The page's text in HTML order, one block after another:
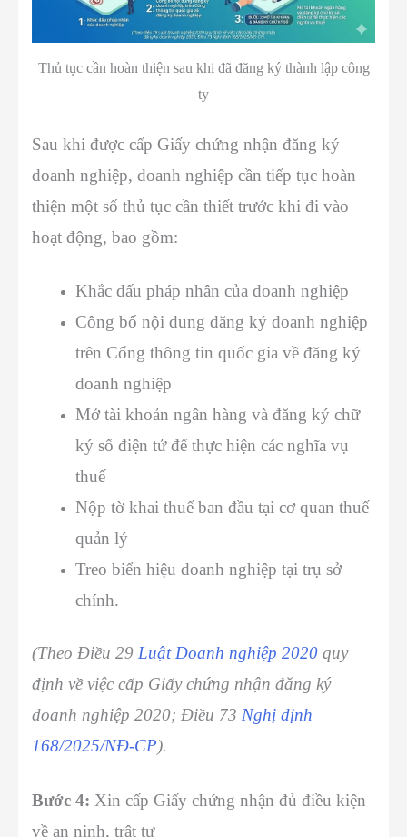
Thủ tục cần hoàn thiện sau khi đã đăng ký thành lập công
ty
Sau khi được cấp Giấy chứng nhận đăng ký
doanh nghiệp, doanh nghiệp cần tiếp tục hoàn
thiện một số thủ tục cần thiết trước khi đi vào
hoạt động, bao gồm:
Khắc dấu pháp nhân của doanh nghiệp
Công bố nội dung đăng ký doanh nghiệp
trên Cổng thông tin quốc gia về đăng ký
doanh nghiệp
Mở tài khoản ngân hàng và đăng ký chữ
ký số điện tử để thực hiện các nghĩa vụ
thuế
Nộp tờ khai thuế ban đầu tại cơ quan thuế
quản lý
Treo biển hiệu doanh nghiệp tại trụ sở
chính.
(Theo Điều 29 Luật Doanh nghiệp 2020 quy
định về việc cấp Giấy chứng nhận đăng ký
doanh nghiệp 2020; Điều 73 Nghị định
168/2025/NĐ-CP).
Bước 4: Xin cấp Giấy chứng nhận đủ điều kiện
về an ninh, trật tự